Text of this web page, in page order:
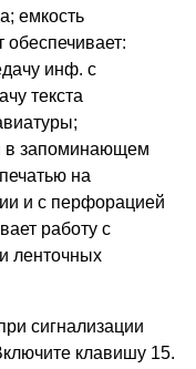
емкость
обеспечивает:
инф. с
текста
в запоминающем
на
и с перфорацией
работу с
ленточных
сигнализации
клавишу 15.